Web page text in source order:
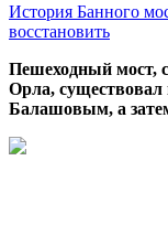
История Банного
восстановить
Пешеходный мост,
Орла, существовал
Балашовым, а